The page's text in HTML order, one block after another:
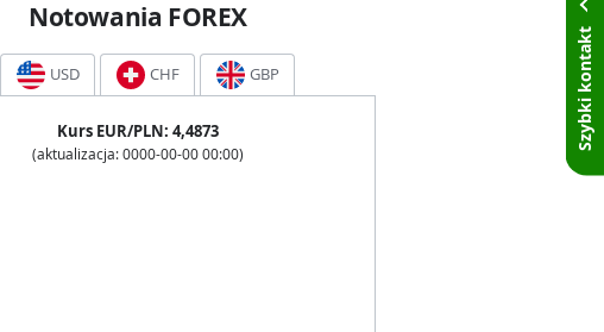
Notowania FOREX
USD CHF GBP
Kurs EUR/PLN: 4,4873
(aktualizacja: 0000-00-00 00:00)
Szybki kontakt